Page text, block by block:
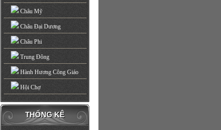
Châu Mỹ
Châu Đại Dương
Châu Phi
Trung Đông
Hành Hương Công Giáo
Hội Chợ
THỐNG KÊ